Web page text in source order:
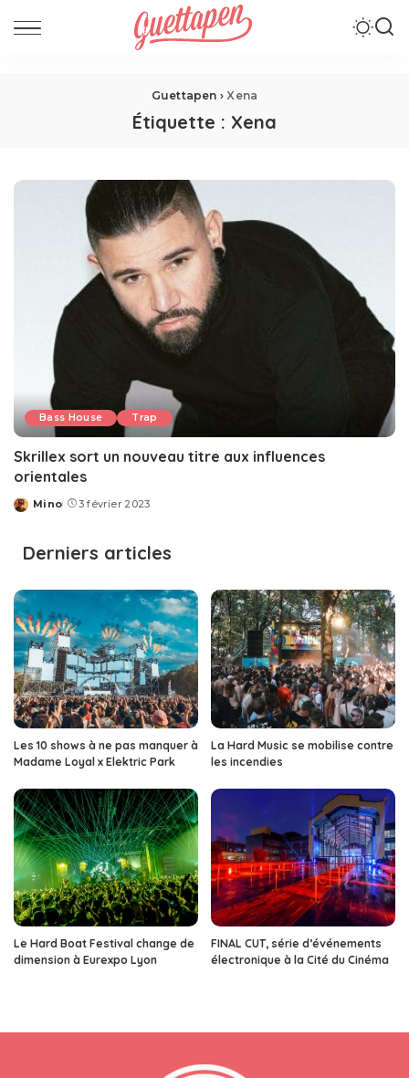
Guettapen ›Xena
Étiquette : Xena
Bass House Trap
Skrillex sort un nouveau titre aux influences
orientales
Posted
Mino 3 février 2023
Derniers articles
Les 10 shows à ne pas manquer à
Madame Loyal x Elektric Park
La Hard Music se mobilise contre
les incendies
Le Hard Boat Festival change de
dimension à Eurexpo Lyon
FINAL CUT, série d’événements
électronique à la Cité du Cinéma